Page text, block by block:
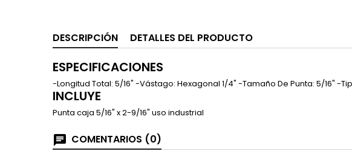
DESCRIPCIÓN DETALLES DEL PRODUCTO
ESPECIFICACIONES
-Longitud Total: 5/16" -Vástago: Hexagonal 1/4" -Tamaño De Punta: 5/16" -
INCLUYE
Punta caja 5/16" x 2-9/16" uso industrial
COMENTARIOS (0)